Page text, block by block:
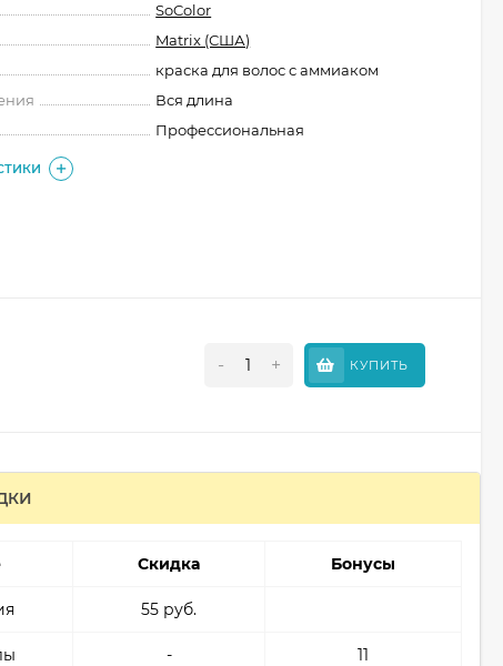
SoColor
Matrix (США)
краска для волос с аммиаком
Вся длина
Профессиональная
- + КУПИТЬ
Скидка Бонусы
55 руб.
- 11